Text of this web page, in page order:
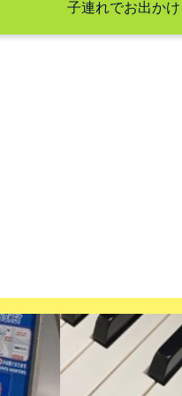
子連れでお出かけ